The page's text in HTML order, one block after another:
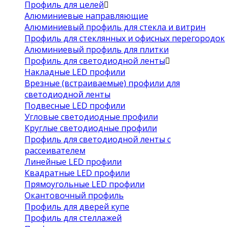
Профиль для целей
Алюминиевые направляющие
Алюминиевый профиль для стекла и витрин
Профиль для стеклянных и офисных перегородок
Алюминиевый профиль для плитки
Профиль для светодиодной ленты
Накладные LED профили
Врезные (встраиваемые) профили для
светодиодной ленты
Подвесные LED профили
Угловые светодиодные профили
Круглые светодиодные профили
Профиль для светодиодной ленты с
рассеивателем
Линейные LED профили
Квадратные LED профили
Прямоугольные LED профили
Окантовочный профиль
Профиль для дверей купе
Профиль для стеллажей